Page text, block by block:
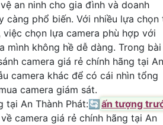
an ninh cho gia đình và doanh
càng phổ biến. Với nhiều lựa chọn
chọn lựa camera phù hợp với
mình không hề dễ dàng. Trong bài
camera giá rẻ chính hãng tại An
camera khác để có cái nhìn tổng
camera giám sát.
tại An Thành Phát:🔄 ấn tượng
camera giá rẻ chính hãng tại An